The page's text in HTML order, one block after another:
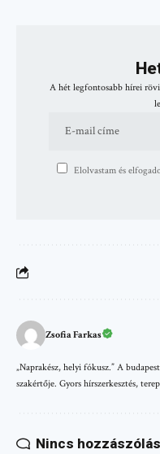
A hét legfontosabb hírei
Elolvastam és
Zsofia Farkas
„Naprakész, helyi fókusz.” A
szakértője. Gyors hírszerkesztés,
Nincs hozzászólás